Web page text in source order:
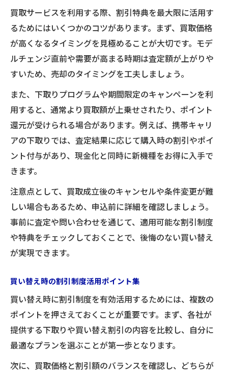
買取サービスを利用する際、割引特典を最大限に活用す
るためにはいくつかのコツがあります。まず、買取価格
が高くなるタイミングを見極めることが大切です。モデ
ルチェンジ直前や需要が高まる時期は査定額が上がりや
すいため、売却のタイミングを工夫しましょう。
また、下取りプログラムや期間限定のキャンペーンを利
用すると、通常より買取額が上乗せされたり、ポイント
還元が受けられる場合があります。例えば、携帯キャリ
アの下取りでは、査定結果に応じて購入時の割引やポイ
ント付与があり、現金化と同時に新機種をお得に入手で
きます。
注意点として、買取成立後のキャンセルや条件変更が難
しい場合もあるため、申込前に詳細を確認しましょう。
事前に査定や問い合わせを通じて、適用可能な割引制度
や特典をチェックしておくことで、後悔のない買い替え
が実現できます。
買い替え時の割引制度活用ポイント集
買い替え時に割引制度を有効活用するためには、複数の
ポイントを押さえておくことが重要です。まず、各社が
提供する下取りや買い替え割引の内容を比較し、自分に
最適なプランを選ぶことが第一歩となります。
次に、買取価格と割引額のバランスを確認し、どちらが